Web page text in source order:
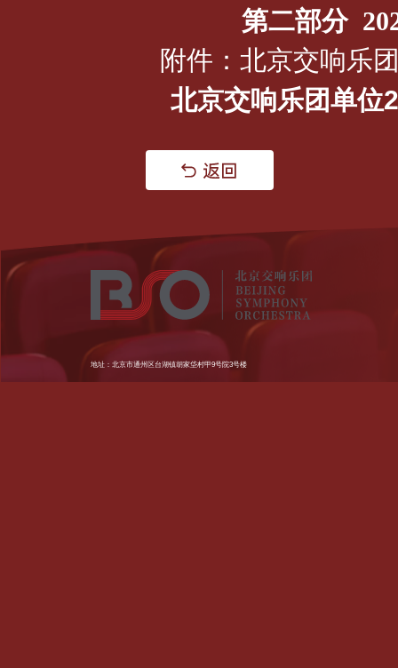
第二部分
附件：北京交响乐
北京交响乐团单位
地址：北京市通州区台湖镇胡家垈村甲9号院3号楼